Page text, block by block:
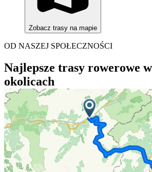
Zobacz trasy na mapie
OD NASZEJ SPOŁECZNOŚCI
Najlepsze trasy rowerowe
okolicach